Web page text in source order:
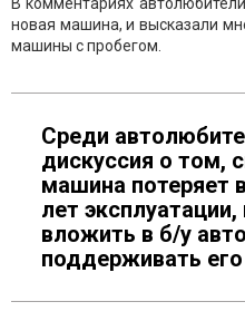
новая машина, и высказали
машины с пробегом.
Среди
дискуссия о том,
машина потеряет
лет
вложить в б/у
поддерживать